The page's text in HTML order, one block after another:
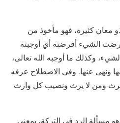
معان كثيرة، فهو مأخوذ من
الشيء أفرضته أي أوجبته
وكذلك ما أوجبه الله تعالى،
ونهى عنها. وفي الاصطلاح عرفه
يرث ومن لا يرث ونصيب كل وارث
مسألة الرد في التركة، بمعنى